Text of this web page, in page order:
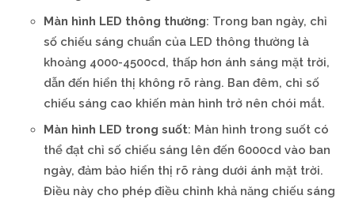
Màn hình LED thông thường: Trong ban ngày, chỉ
số chiếu sáng chuẩn của LED thông thường là
khoảng 4000-4500cd, thấp hơn ánh sáng mặt trời,
dẫn đến hiển thị không rõ ràng. Ban đêm, chỉ số
chiếu sáng cao khiến màn hình trở nên chói mắt.
Màn hình LED trong suốt: Màn hình trong suốt có
thể đạt chỉ số chiếu sáng lên đến 6000cd vào ban
ngày, đảm bảo hiển thị rõ ràng dưới ánh mặt trời.
Điều này cho phép điều chỉnh khả năng chiếu sáng